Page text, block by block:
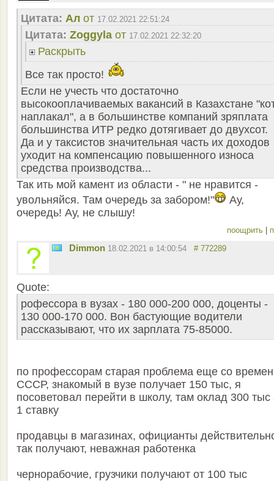
Цитата: Ал от 17.02.2021 22:51:24
Цитата: Zoggyla от 17.02.2021 22:32:20
Раскрыть
Все так просто!
Если не учесть что достаточно
высокооплачиваемых вакансий в Казахстане
наплакал", а в большинстве компаний зряплата
большинства ИТР редко дотягивает до двухсот.
Да и у таксистов значительная часть их доходов
уходит на компенсацию повышенного износа
средства производства...
Так ить мой камент из области - " не нравится -
увольняйся. Там очередь за забором!"
Ау,
очередь! Ау, не слышу!
поощрить
Dimmon 18.02.2021 в 14:00:54 # 772289
Quote:
рофессора в вузах - 180 000-200 000, доценты -
130 000-170 000. Вон бастующие водители
рассказывают, что их зарплата 75-85000.
по профессорам старая проблема еще со времен
СССР, знакомый в вузе получает 150 тыс, я
посоветовал перейти в школу, там оклад 300 тыс
1 ставку
продавцы в магазинах, официанты
так получают, неважная работенка
чернорабочие, грузчики получают от 100 тыс